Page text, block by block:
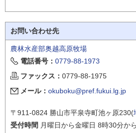
お問い合わせ先
農林水産部奥越高原牧場
電話番号： 0779-88-1973
ファックス： 0779-88-1975
メール： okuboku@pref.fukui.lg.jp
〒911-0824 勝山市平泉寺町池ヶ原230(
受付時間 月曜日から金曜日 8時30分か